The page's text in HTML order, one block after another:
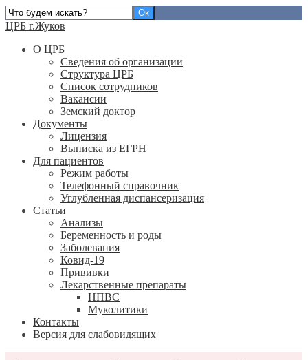
ЦРБ г.Жуков
О ЦРБ
Сведения об организации
Структура ЦРБ
Список сотрудников
Вакансии
Земский доктор
Документы
Лицензия
Выписка из ЕГРН
Для пациентов
Режим работы
Телефонный справочник
Углубленная диспансеризация
Статьи
Анализы
Беременность и роды
Заболевания
Ковид-19
Прививки
Лекарственные препараты
НПВС
Муколитики
Контакты
Версия для слабовидящих